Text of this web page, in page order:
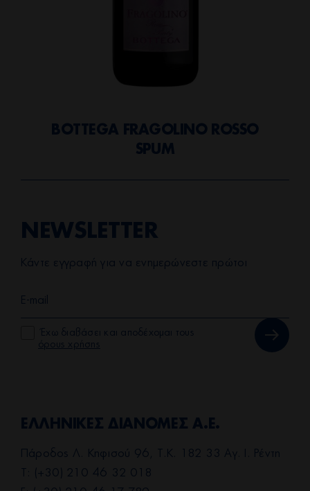
BOTTEGA FRAGOLINO ROSSO
SPUM
NEWSLETTER
Κάντε εγγραφή για να ενημερώνεστε πρώτοι
Έχω διαβάσει και αποδέχομαι τους
όρους χρήσης
ΕΛΛΗΝΙΚΕΣ ΔΙΑΝΟΜΕΣ Α.Ε.
Πάροδος Λ. Κηφισού 96, Τ.Κ. 182 33 Αγ. Ι. Ρέντη
T: (+30) 210 46 32 018